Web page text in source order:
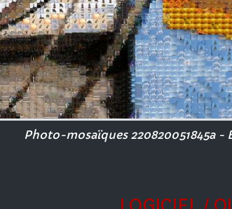
Photo-mosaïques 220820051845a -